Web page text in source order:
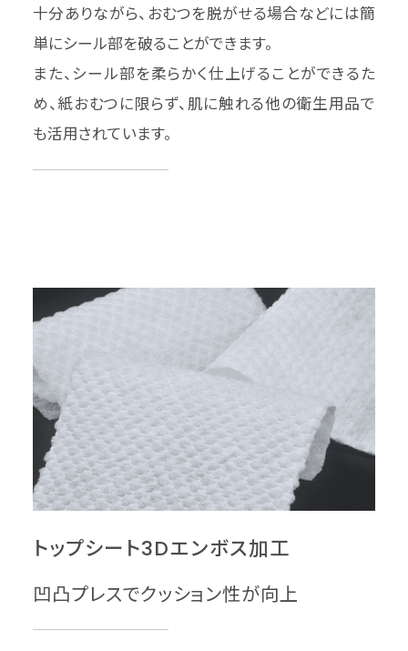
十分ありながら、おむつを脱がせる場合などには簡
単にシール部を破ることができます。
また、シール部を柔らかく仕上げることができるた
め、紙おむつに限らず、肌に触れる他の衛生用品で
も活用されています。
トップシート3Dエンボス加工
凹凸プレスでクッション性が向上